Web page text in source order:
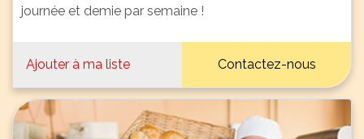
journée et demie par semaine !
Ajouter à ma liste Contactez-nous